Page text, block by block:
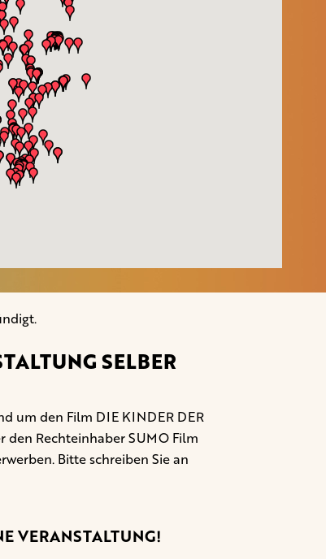
SELBER
um den Film DIE KINDER DER
den Rechteinhaber SUMO Film
Bitte schreiben Sie an
VERANSTALTUNG!